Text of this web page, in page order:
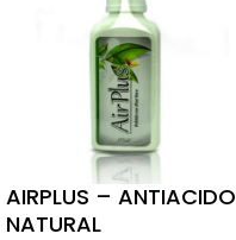
AIRPLUS – ANTIACIDO
NATURAL